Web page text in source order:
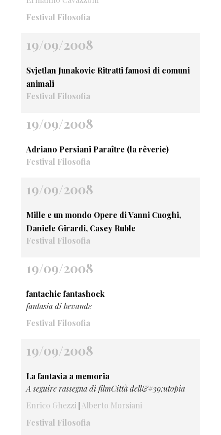
Festival Filosofia
19/09/2008
Svjetlan Junakovic Ritratti famosi di comuni
animali
Festival Filosofia
19/09/2008
Adriano Persiani Paraître (la rêverie)
Festival Filosofia
19/09/2008
Mille e un mondo Opere di Vanni Cuoghi,
Daniele Girardi, Casey Ruble
Festival Filosofia
19/09/2008
fantachic fantashock
fantasia di bevande
Festival Filosofia
19/09/2008
La fantasia a memoria
A seguire rassegna di filmCittà dell&#39;utopia
Enrico Ghezzi Alberto Morsiani
Festival Filosofia